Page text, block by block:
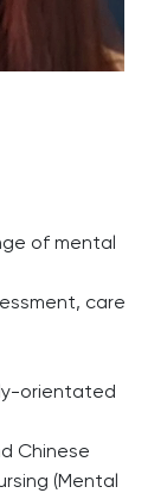
of mental
care
orientated
Chinese
(Mental